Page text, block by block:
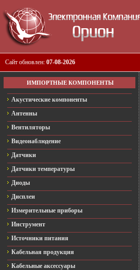
Сайт обновлен: 07-08-2026
ИМПОРТНЫЕ КОМПОНЕНТЫ
Акустические компоненты
Антенны
Вентиляторы
Видеонаблюдение
Датчики
Датчики температуры
Диоды
Дисплеи
Измерительные приборы
Инструмент
Источники питания
Кабельная продукция
Кабельные аксессуары